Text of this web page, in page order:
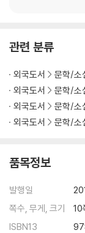
관련 분류
외국도서 문학/소
외국도서
문학/소
외국도서
문학/소
외국도서
문학/소
품목정보
발행일
쪽수, 무게, 크기
ISBN13